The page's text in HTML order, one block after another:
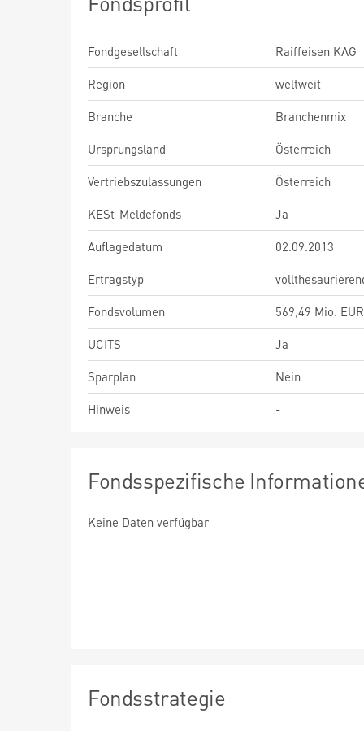
Fondgesellschaft
Raiffeisen KAG
Region
weltweit
Branche
Branchenmix
Ursprungsland
Österreich
Vertriebszulassungen
Österreich
KESt-Meldefonds
Ja
Auflagedatum
02.09.2013
Ertragstyp
Fondsvolumen
569,49 Mio. EUR
UCITS
Ja
Sparplan
Nein
Hinweis
-
Fondsspezifische
Keine Daten verfügbar
Fondsstrategie